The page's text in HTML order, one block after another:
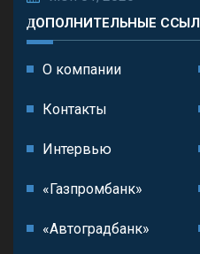
ДОПОЛНИТЕЛЬНЫЕ
О компании
Контакты
Интервью
«Газпромбанк»
«Автоградбанк»